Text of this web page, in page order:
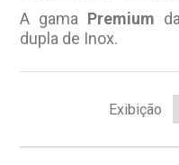
A gama Premium
dupla de Inox.
Exibição